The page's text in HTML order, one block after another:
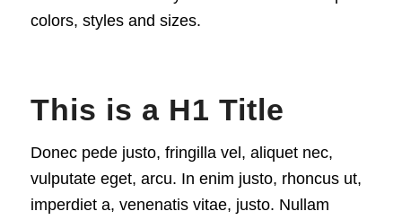
colors, styles and sizes.
This is a H1 Title
Donec pede justo, fringilla vel, aliquet nec,
vulputate eget, arcu. In enim justo, rhoncus ut,
imperdiet a, venenatis vitae, justo. Nullam